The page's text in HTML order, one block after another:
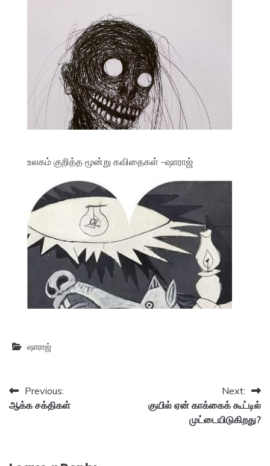
உலகம் குறித்த மூன்று கவிதைகள் -ஷாராஜ்
ஷாராஜ்
Post
navigation
Previous:
ஆக்க சக்திகள்
Next:
குயில் ஏன் காக்கைக் கூட்டில்
முட்டையிடுகிறது?